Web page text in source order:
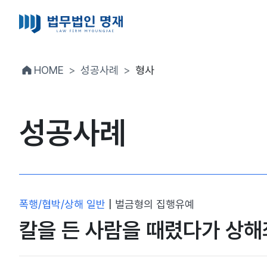
HOME 성공사례 형사
성공사례
폭행/협박/상해 일반 벌금형의 집행유예
칼을 든 사람을 때렸다가 상